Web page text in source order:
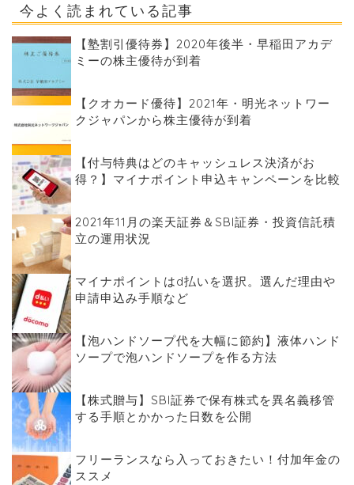
今よく読まれている記事
【塾割引優待券】2020年後半・早稲田アカデ
ミーの株主優待が到着
【クオカード優待】2021年・明光ネットワー
クジャパンから株主優待が到着
【付与特典はどのキャッシュレス決済がお
得？】マイナポイント申込キャンペーンを比較
2021年11月の楽天証券＆SBI証券・投資信託積
立の運用状況
マイナポイントはd払いを選択。選んだ理由や
申請申込み手順など
【泡ハンドソープ代を大幅に節約】液体ハンド
ソープで泡ハンドソープを作る方法
【株式贈与】SBI証券で保有株式を異名義移管
する手順とかかった日数を公開
フリーランスなら入っておきたい！付加年金の
ススメ